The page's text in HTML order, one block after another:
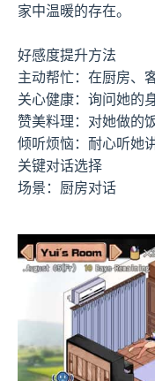
家中温暖的存在。
好感度提升方法
主动帮忙：在厨房、
关心健康：询问她的
赞美料理：对她做的
倾听烦恼：耐心听她
关键对话选择
场景：厨房对话